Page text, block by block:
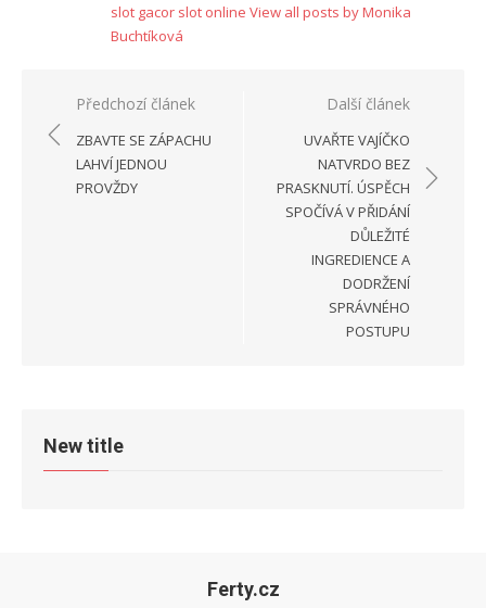
slot gacor slot online View all posts by Monika
Buchtíková
Navigace
pro
příspěvek
Předchozí článek
ZBAVTE SE ZÁPACHU
LAHVÍ JEDNOU
PROVŽDY
Další článek
UVAŘTE VAJÍČKO
NATVRDO BEZ
PRASKNUTÍ. ÚSPĚCH
SPOČÍVÁ V PŘIDÁNÍ
DŮLEŽITÉ
INGREDIENCE A
DODRŽENÍ
SPRÁVNÉHO
POSTUPU
New title
Ferty.cz